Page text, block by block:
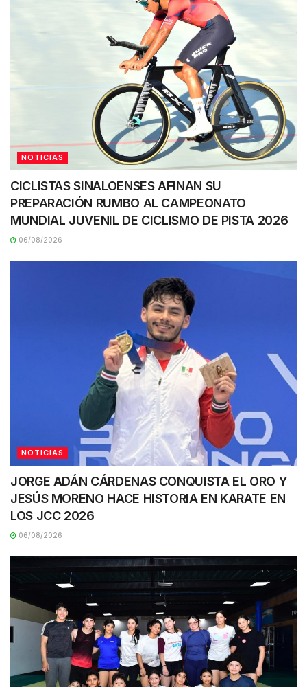
NOTICIAS
CICLISTAS SINALOENSES AFINAN SU
PREPARACIÓN RUMBO AL CAMPEONATO
MUNDIAL JUVENIL DE CICLISMO DE PISTA 2026
06/08/2026
NOTICIAS
JORGE ADÁN CÁRDENAS CONQUISTA EL ORO Y
JESÚS MORENO HACE HISTORIA EN KARATE EN
LOS JCC 2026
06/08/2026